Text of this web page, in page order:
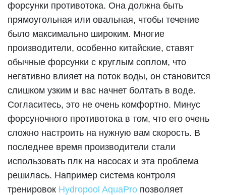
форсунки противотока. Она должна быть
прямоугольная или овальная, чтобы течение
было максимально широким. Многие
производители, особенно китайские, ставят
обычные форсунки с круглым соплом, что
негативно влияет на поток воды, он становится
слишком узким и вас начнет болтать в воде.
Согласитесь, это не очень комфортно. Минус
форсуночного противотока в том, что его очень
сложно настроить на нужную вам скорость. В
последнее время производители стали
использовать плк на насосах и эта проблема
решилась. Например система контроля
тренировок Hydropool AquaPro позволяет